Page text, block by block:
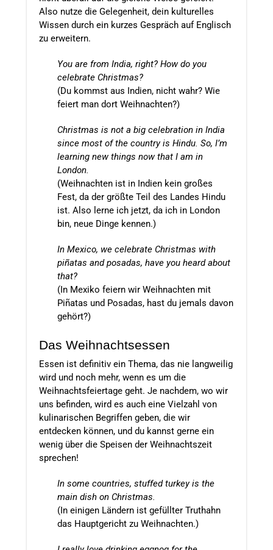
Also nutze die Gelegenheit, dein kulturelles
Wissen durch ein kurzes Gespräch auf Englisch
zu erweitern.
You are from India, right? How do you
celebrate Christmas?
(Du kommst aus Indien, nicht wahr? Wie
feiert man dort Weihnachten?)
Christmas is not a big celebration in India
since most of the country is Hindu. So, I’m
learning new things now that I am in
London.
(Weihnachten ist in Indien kein großes
Fest, da der größte Teil des Landes Hindu
ist. Also lerne ich jetzt, da ich in London
bin, neue Dinge kennen.)
In Mexico, we celebrate Christmas with
piñatas and posadas, have you heard about
that?
(In Mexiko feiern wir Weihnachten mit
Piñatas und Posadas, hast du jemals davon
gehört?)
Das Weihnachtsessen
Essen ist definitiv ein Thema, das nie langweilig
wird und noch mehr, wenn es um die
Weihnachtsfeiertage geht. Je nachdem, wo wir
uns befinden, wird es auch eine Vielzahl von
kulinarischen Begriffen geben, die wir
entdecken können, und du kannst gerne ein
wenig über die Speisen der Weihnachtszeit
sprechen!
In some countries, stuffed turkey is the
main dish on Christmas.
(In einigen Ländern ist gefüllter Truthahn
das Hauptgericht zu Weihnachten.)